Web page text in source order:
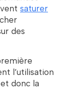
saturer
des
l’utilisation
donc la